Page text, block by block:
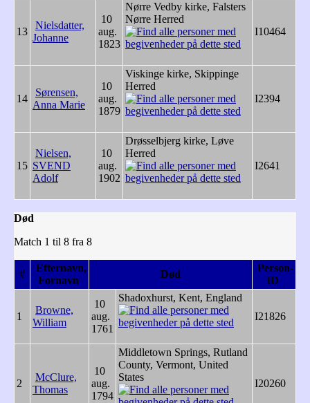
13
Nielsdatter,
Johanne
10
aug.
1823
Nørre Vedby kirke, Falsters
Nørre Herred
I10464
14
Sørensen,
Anna Marie
10
aug.
1879
Viskinge kirke, Skippinge
Herred
I2394
15
Nielsen,
SVEND
Adolf
10
aug.
1902
Drøsselbjerg kirke, Løve
Herred
I2641
Død
Match 1 til 8 fra 8
#
Efternavn,
Fornavn
Død
Person-
ID
1
Browne,
William
10
aug.
1761
Shadoxhurst, Kent, England
I21826
2
McClure,
Thomas
10
aug.
1794
Middletown Springs, Rutland
County, Vermont, United
States
I20260